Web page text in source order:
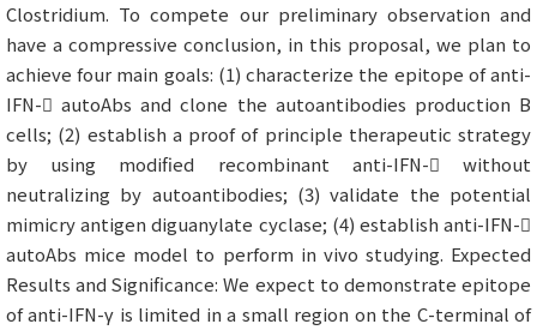
Clostridium. To compete our preliminary observation and
have a compressive conclusion, in this proposal, we plan to
achieve four main goals: (1) characterize the epitope of anti-
IFN- autoAbs and clone the autoantibodies production B
cells; (2) establish a proof of principle therapeutic strategy
by using modified recombinant anti-IFN- without
neutralizing by autoantibodies; (3) validate the potential
mimicry antigen diguanylate cyclase; (4) establish anti-IFN-
autoAbs mice model to perform in vivo studying. Expected
Results and Significance: We expect to demonstrate epitope
of anti-IFN-γ is limited in a small region on the C-terminal of